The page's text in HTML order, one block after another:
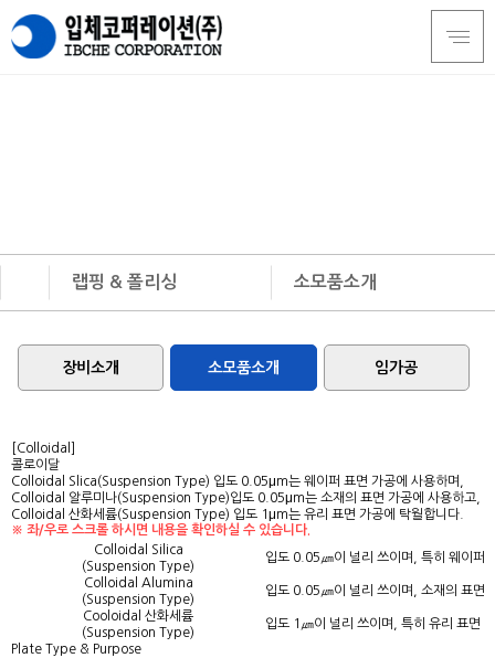
랩핑 & 폴리싱 소모품소개
랩핑 & 폴리싱
장비소개 소모품소개 임가공
[Colloidal]
콜로이달
Colloidal Slica(Suspension Type) 입도 0.05μm는 웨이퍼 표면 가공에 사용하며,
Colloidal 알루미나(Suspension Type)입도 0.05μm는 소재의 표면 가공에 사용하고,
Colloidal 산화세륨(Suspension Type) 입도 1μm는 유리 표면 가공에 탁월합니다.
※ 좌/우로 스크롤 하시면 내용을 확인하실 수 있습니다.
Colloidal Silica
(Suspension Type)
입도 0.05㎛이 널리 쓰이며, 특히 웨이퍼
Colloidal Alumina
(Suspension Type)
입도 0.05㎛이 널리 쓰이며, 소재의 표면
Cooloidal 산화세륨
(Suspension Type)
입도 1㎛이 널리 쓰이며, 특히 유리 표면
Plate Type & Purpose